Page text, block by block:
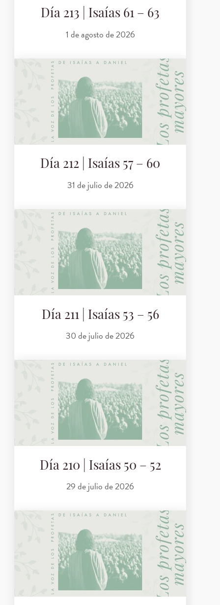
Día 213 | Isaías 61 – 63
1 de agosto de 2026
Día 212 | Isaías 57 – 60
31 de julio de 2026
Día 211 | Isaías 53 – 56
30 de julio de 2026
Día 210 | Isaías 50 – 52
29 de julio de 2026